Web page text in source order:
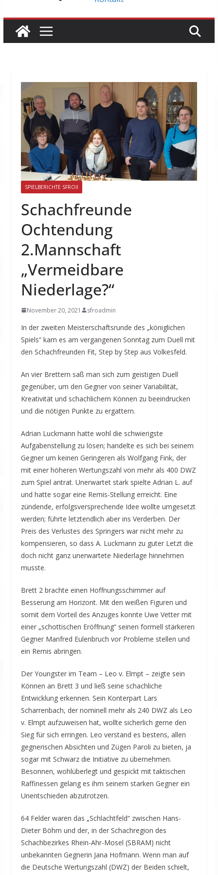
SPIELBERICHTE SFROII
Schachfreunde
Ochtendung
2.Mannschaft
„Vermeidbare
Niederlage?“
November 20, 2021 sfroadmin
In der zweiten Meisterschaftsrunde des „königlichen
Spiels“ kam es am vergangenen Sonntag zum Duell mit
den Schachfreunden Fit, Step by Step aus Volkesfeld.
An vier Brettern saß man sich zum geistigen Duell
gegenüber, um den Gegner von seiner Variabilität,
Kreativität und schachlichem Können zu beeindrucken
und die nötigen Punkte zu ergattern.
Adrian Luckmann hatte wohl die schwierigste
Aufgabenstellung zu lösen; handelte es sich bei seinem
Gegner um keinen Geringeren als Wolfgang Fink, der
mit einer höheren Wertungszahl von mehr als 400 DWZ
zum Spiel antrat. Unerwartet stark spielte Adrian L. auf
und hatte sogar eine Remis-Stellung erreicht. Eine
zündende, erfolgsversprechende Idee wollte umgesetzt
werden; führte letztendlich aber ins Verderben. Der
Preis des Verlustes des Springers war nicht mehr zu
kompensieren, so dass A. Luckmann zu guter Letzt die
doch nicht ganz unerwartete Niederlage hinnehmen
musste.
Brett 2 brachte einen Hoffnungsschimmer auf
Besserung am Horizont. Mit den weißen Figuren und
somit dem Vorteil des Anzuges konnte Uwe Vetter mit
einer „schottischen Eröffnung“ seinen formell stärkeren
Gegner Manfred Eulenbruch vor Probleme stellen und
ein Remis abringen.
Der Youngster im Team – Leo v. Elmpt – zeigte sein
Können an Brett 3 und ließ seine schachliche
Entwicklung erkennen. Sein Konterpart Lars
Scharrenbach, der nominell mehr als 240 DWZ als Leo
v. Elmpt aufzuweisen hat, wollte sicherlich gerne den
Sieg für sich erringen. Leo verstand es bestens, allen
gegnerischen Absichten und Zügen Paroli zu bieten, ja
sogar mit Schwarz die Initiative zu übernehmen.
Besonnen, wohlüberlegt und gespickt mit taktischen
Raffinessen gelang es ihm seinem starken Gegner ein
Unentschieden abzutrotzen.
64 Felder waren das „Schlachtfeld“ zwischen Hans-
Dieter Böhm und der, in der Schachregion des
Schachbezirkes Rhein-Ahr-Mosel (SBRAM) nicht
unbekannten Gegnerin Jana Hofmann. Wenn man auf
die Deutsche Wertungszahl (DWZ) der Beiden schielt,